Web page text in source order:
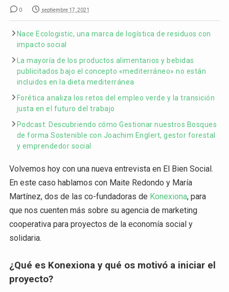
0 septiembre 17, 2021
Nace Ecologistic, una marca de logística de residuos con
impacto social
La mayoría de los productos alimentarios y bebidas
publicitados bajo el concepto «mediterráneo» no están
incluidos en la dieta mediterránea
Forética analiza los retos del empleo verde y la transición
justa en el futuro del trabajo
Podcast: Descubriendo cómo Gestionar nuestros Bosques
de forma Sostenible con Joachim Englert, gestor forestal
y emprendedor social
Volvemos hoy con una nueva entrevista en El Bien Social.
En este caso hablamos con Maite Redondo y María
Martínez, dos de las co-fundadoras de Konexiona, para
que nos cuenten más sobre su agencia de marketing
cooperativa para proyectos de la economía social y
solidaria.
¿Qué es Konexiona y qué os motivó a iniciar el
proyecto?